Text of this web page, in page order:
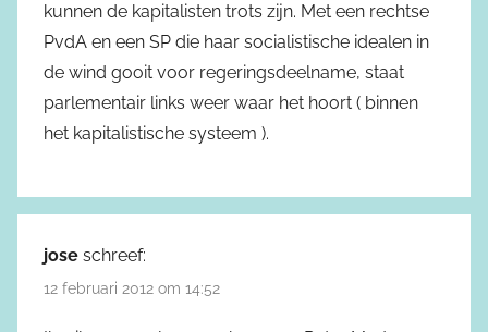
kunnen de kapitalisten trots zijn. Met een rechtse
PvdA en een SP die haar socialistische idealen in
de wind gooit voor regeringsdeelname, staat
parlementair links weer waar het hoort ( binnen
het kapitalistische systeem ).
jose schreef:
12 februari 2012 om 14:52